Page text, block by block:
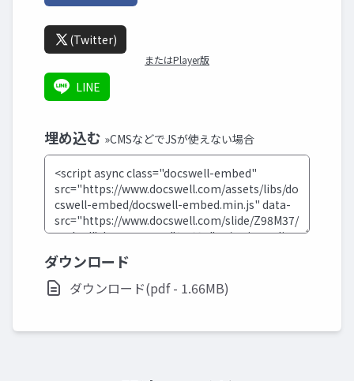
(Twitter)
またはPlayer版
LINE
埋め込む »CMSなどでJSが使えない場合
ダウンロード
ダウンロード(pdf - 1.66MB)